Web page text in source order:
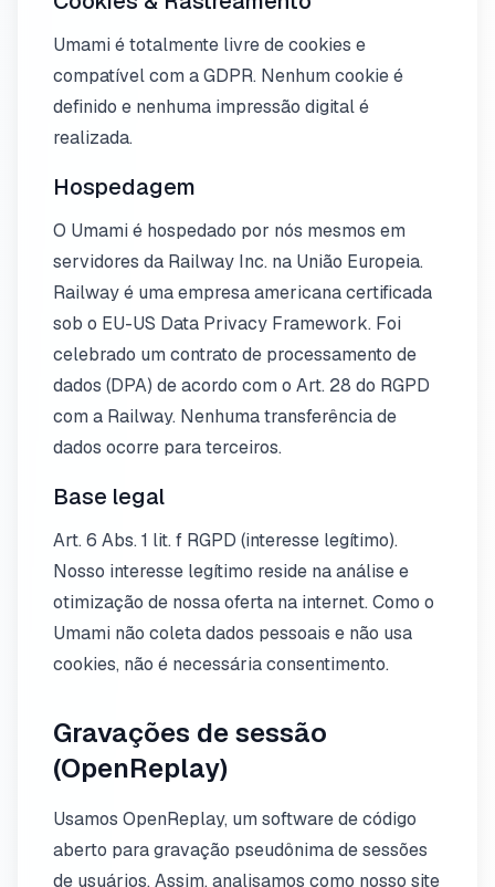
Umami é totalmente livre de cookies e
compatível com a GDPR. Nenhum cookie é
definido e nenhuma impressão digital é
realizada.
Hospedagem
O Umami é hospedado por nós mesmos em
servidores da Railway Inc. na União Europeia.
Railway é uma empresa americana certificada
sob o EU-US Data Privacy Framework. Foi
celebrado um contrato de processamento de
dados (DPA) de acordo com o Art. 28 do RGPD
com a Railway. Nenhuma transferência de
dados ocorre para terceiros.
Base legal
Art. 6 Abs. 1 lit. f RGPD (interesse legítimo).
Nosso interesse legítimo reside na análise e
otimização de nossa oferta na internet. Como o
Umami não coleta dados pessoais e não usa
cookies, não é necessária consentimento.
Gravações de sessão
(OpenReplay)
Usamos OpenReplay, um software de código
aberto para gravação pseudônima de sessões
de usuários. Assim, analisamos como nosso site